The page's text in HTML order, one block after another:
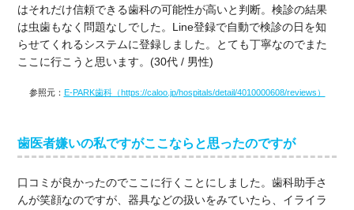
はそれだけ信頼できる歯科の可能性が高いと判断。検診の結果
は虫歯もなく問題なしでした。Line登録で自動で検診の日を知
らせてくれるシステムに登録しました。とても丁寧なのでまた
ここに行こうと思います。(30代 / 男性)
参照元： E-PARK歯科（https://caloo.jp/hospitals/detail/4010000608/reviews）
歯医者嫌いの私ですがここならと思ったのですが
口コミが良かったのでここに行くことにしました。歯科助手さ
んが笑顔なのですが、器具などの扱いをみていたら、イライラ